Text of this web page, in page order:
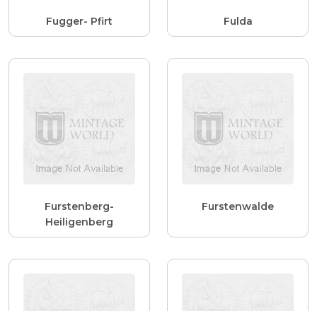
Fugger- Pfirt Fulda
Furstenberg-
Heiligenberg
Furstenwalde